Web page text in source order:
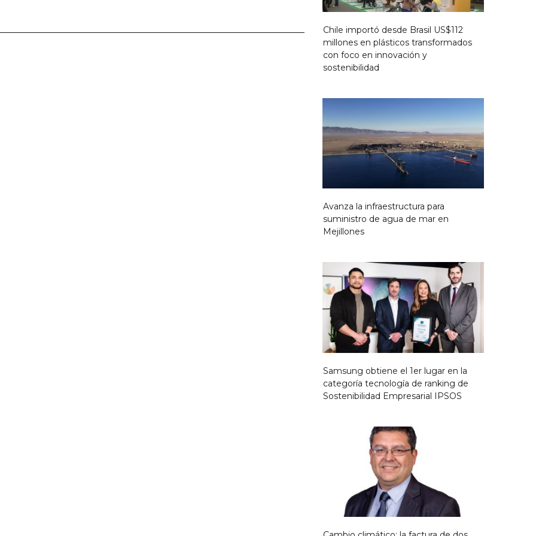
Chile importó desde Brasil US$112
millones en plásticos transformados
con foco en innovación y
sostenibilidad
Avanza la infraestructura para
suministro de agua de mar en
Mejillones
Samsung obtiene el 1er lugar en la
categoría tecnología de ranking de
Sostenibilidad Empresarial IPSOS